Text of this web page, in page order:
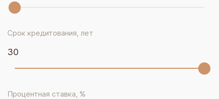
Срок кредитования, лет
30
Процентная ставка, %